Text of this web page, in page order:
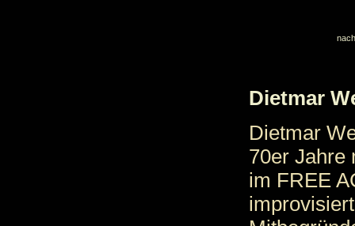
Dietmar
Dietmar
70er Jahre
im FREE